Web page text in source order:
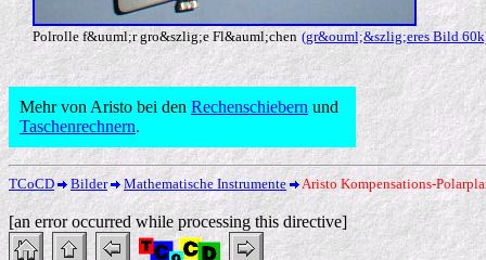
Polrolle f&uuml;r gro&szlig;e Fl&auml;chen (gr&ouml;&szlig;eres Bild
Mehr von Aristo bei den Rechenschiebern und
Taschenrechnern.
TCoCD Bilder Mathematische Instrumente Aristo Kompensations-
[an error occurred while processing this directive]